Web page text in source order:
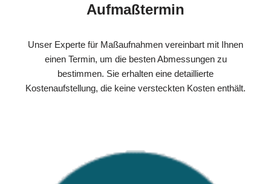
Aufmaßtermin
Unser Experte für Maßaufnahmen vereinbart mit Ihnen
einen Termin, um die besten Abmessungen zu
bestimmen. Sie erhalten eine detaillierte
Kostenaufstellung, die keine versteckten Kosten enthält.